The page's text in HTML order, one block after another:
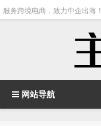
服务跨境电商，致力中企出海！
网站导航